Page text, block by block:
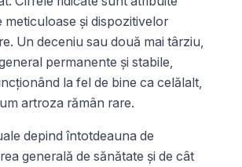
meticuloase și dispozitivelor
Un deceniu sau două mai târziu,
permanente și stabile,
la fel de bine ca celălalt,
artroza rămân rare.
depind întotdeauna de
generală de sănătate și de cât